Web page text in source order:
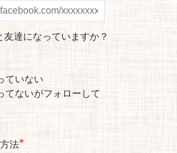
達になっていますか？
ていない
てないがフォローして
法*